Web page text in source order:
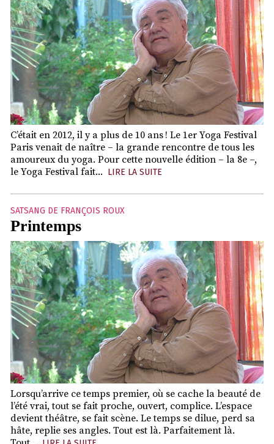
C’était en 2012, il y a plus de 10 ans ! Le 1er Yoga Festival
Paris venait de naître – la grande rencontre de tous les
amoureux du yoga. Pour cette nouvelle édition – la 8e –,
le Yoga Festival fait... LIRE LA SUITE
SATSANG DE FRANÇOIS ROUX
Printemps
Lorsqu’arrive ce temps premier, où se cache la beauté de
l’été vrai, tout se fait proche, ouvert, complice. L’espace
devient théâtre, se fait scène. Le temps se dilue, perd sa
hâte, replie ses angles. Tout est là. Parfaitement là.